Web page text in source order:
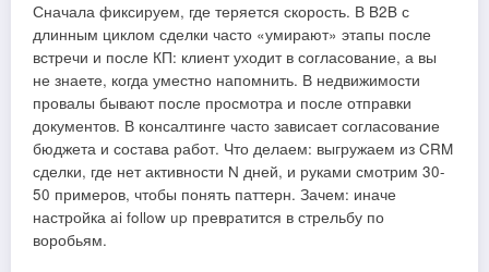
Сначала фиксируем, где теряется скорость. В B2B с
длинным циклом сделки часто «умирают» этапы после
встречи и после КП: клиент уходит в согласование, а вы
не знаете, когда уместно напомнить. В недвижимости
провалы бывают после просмотра и после отправки
документов. В консалтинге часто зависает согласование
бюджета и состава работ. Что делаем: выгружаем из CRM
сделки, где нет активности N дней, и руками смотрим 30-
50 примеров, чтобы понять паттерн. Зачем: иначе
настройка ai follow up превратится в стрельбу по
воробьям.